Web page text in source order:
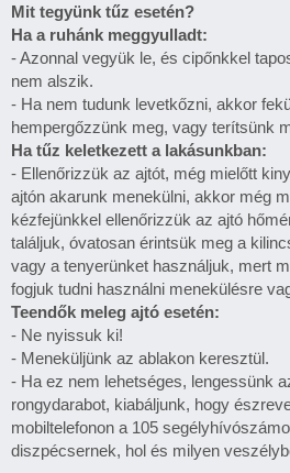
Mit tegyünk tűz esetén?
Ha a ruhánk meggyulladt:
- Azonnal vegyük le, és cipőnkkel
nem alszik.
- Ha nem tudunk levetkőzni, akkor
hempergőzzünk meg, vagy terítsünk
Ha tűz keletkezett a lakásunkban:
- Ellenőrizzük az ajtót, még mielőtt
ajtón akarunk menekülni, akkor még
kézfejünkkel ellenőrizzük az ajtó
találjuk, óvatosan érintsük meg a
vagy a tenyerünket használjuk, mert
fogjuk tudni használni menekülésre
Teendők meleg ajtó esetén:
- Ne nyissuk ki!
- Meneküljünk az ablakon keresztül.
- Ha ez nem lehetséges, lengessünk
rongydarabot, kiabáljunk, hogy
mobiltelefonon a 105
diszpécsernek, hol és milyen